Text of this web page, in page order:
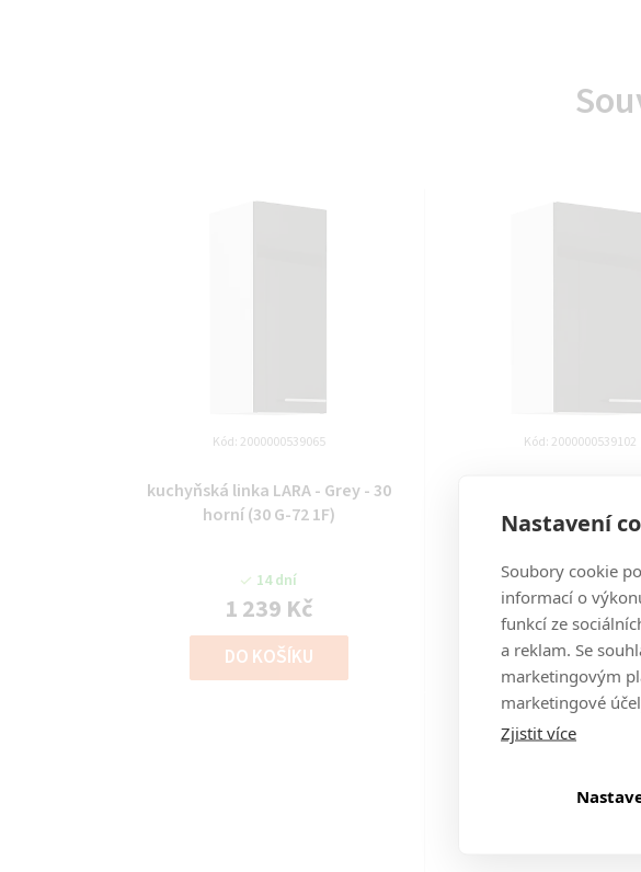
Nastavení
Soubory cookie
informací o
funkcí ze
a reklam. Se
marketingovým
marketingové
Zjistit více
kuchyňská linka LARA - Grey - 30
horní (30 G-72 1F)
14 dní
1 239 Kč
DO KOŠÍKU
Kód: 2000000539065
horní (40 G-72
14 dní
1 309 Kč
DO KOŠÍKU
Kód: 2000000539102